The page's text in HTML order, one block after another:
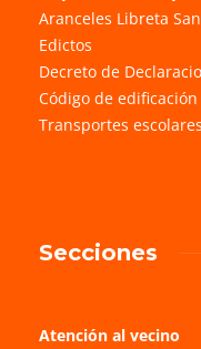
Aranceles Libreta
Edictos
Decreto de
Código de
Transportes
Secciones
Atención al vecino